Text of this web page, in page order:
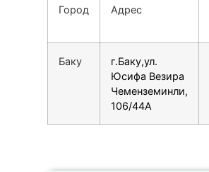
Город Адрес
Баку
г.Баку,ул.
Юсифа Везира
Чеменземинли,
106/44A